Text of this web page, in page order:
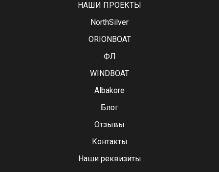
НАШИ ПРОЕКТЫ
NorthSilver
ORIONBOAT
ФЛ
WINDBOAT
Albakore
Блог
Отзывы
Контакты
Наши реквизиты